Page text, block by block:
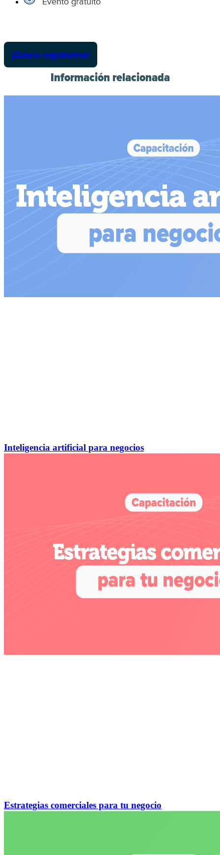
¡Quiero registrarme!
Información relacionada
Inteligencia artificial para negocios
Estrategias comerciales para tu negocio